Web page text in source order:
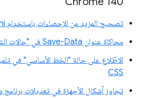
تصحيح المزيد من الإحصاءات باستخدام Gemini
محاكاة عنوان Save-Data في "حالات الشبكة"
الاطّلاع على حالة "الخط الأساسي" في
CSS
تجاوز أشكال الأجهزة في تعديلات